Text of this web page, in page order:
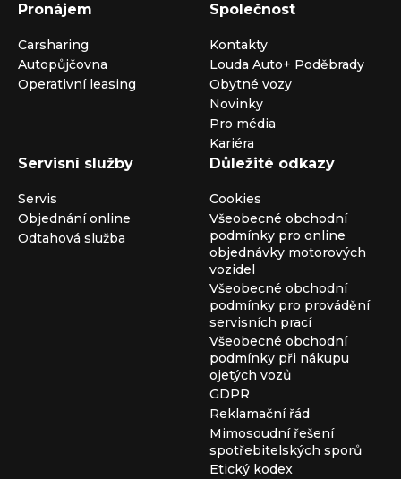
Pronájem
Carsharing
Autopůjčovna
Operativní leasing
Společnost
Kontakty
Louda Auto+ Poděbrady
Obytné vozy
Novinky
Pro média
Kariéra
Servisní služby
Servis
Objednání online
Odtahová služba
Důležité odkazy
Cookies
Všeobecné obchodní
podmínky pro online
objednávky motorových
vozidel
Všeobecné obchodní
podmínky pro provádění
servisních prací
Všeobecné obchodní
podmínky při nákupu
ojetých vozů
GDPR
Reklamační řád
Mimosoudní řešení
spotřebitelských sporů
Etický kodex